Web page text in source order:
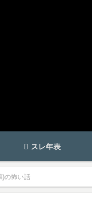
スレ年表
)の怖い話